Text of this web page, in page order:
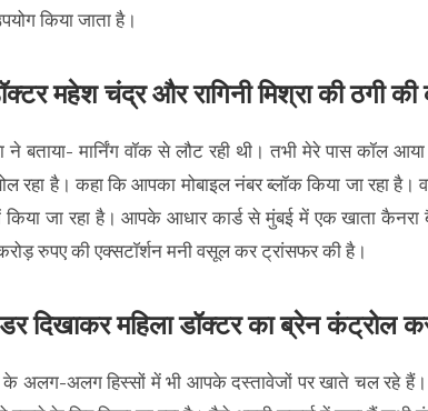
किया जाता है।
महेश चंद्र और रागिनी मिश्रा की ठगी की
ने बताया- मार्निंग वॉक से लौट रही थी। तभी मेरे पास कॉल
रहा है। कहा कि आपका मोबाइल नंबर ब्लॉक किया जा रहा
किया जा रहा है। आपके आधार कार्ड से मुंबई में एक खाता
रुपए की एक्सटाॅर्शन मनी वसूल कर ट्रांसफर की है।
दिखाकर महिला डॉक्टर का ब्रेन कंट्रोल
अलग-अलग हिस्सों में भी आपके दस्तावेजों पर खाते चल रहे हैं।